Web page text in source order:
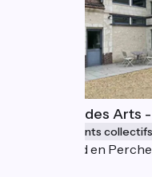
Gîte Hôtel des
Hébergements collectifs
Rémalard en Perche